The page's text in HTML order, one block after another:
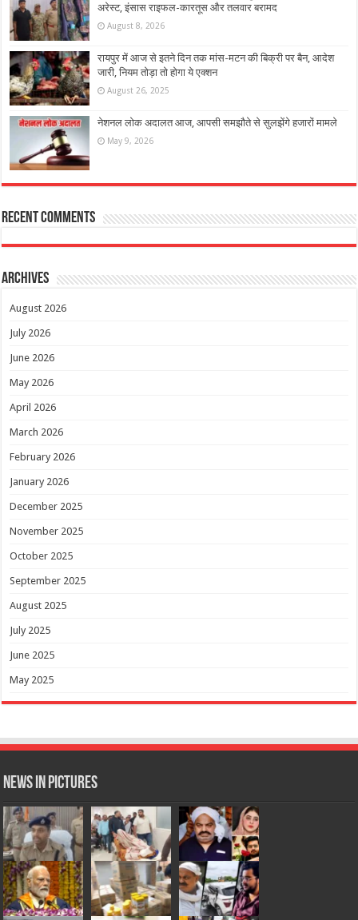
अरेस्ट, इंसास राइफल-कारतूस और तलवार बरामद
August 8, 2026
रायपुर में आज से इतने दिन तक मांस-मटन की बिक्री पर बैन, आदेश
जारी, नियम तोड़ा तो होगा ये एक्शन
August 26, 2025
नेशनल लोक अदालत आज, आपसी समझौते से सुलझेंगे हजारों मामले
May 9, 2026
Recent Comments
Archives
August 2026
July 2026
June 2026
May 2026
April 2026
March 2026
February 2026
January 2026
December 2025
November 2025
October 2025
September 2025
August 2025
July 2025
June 2025
May 2025
News in Pictures